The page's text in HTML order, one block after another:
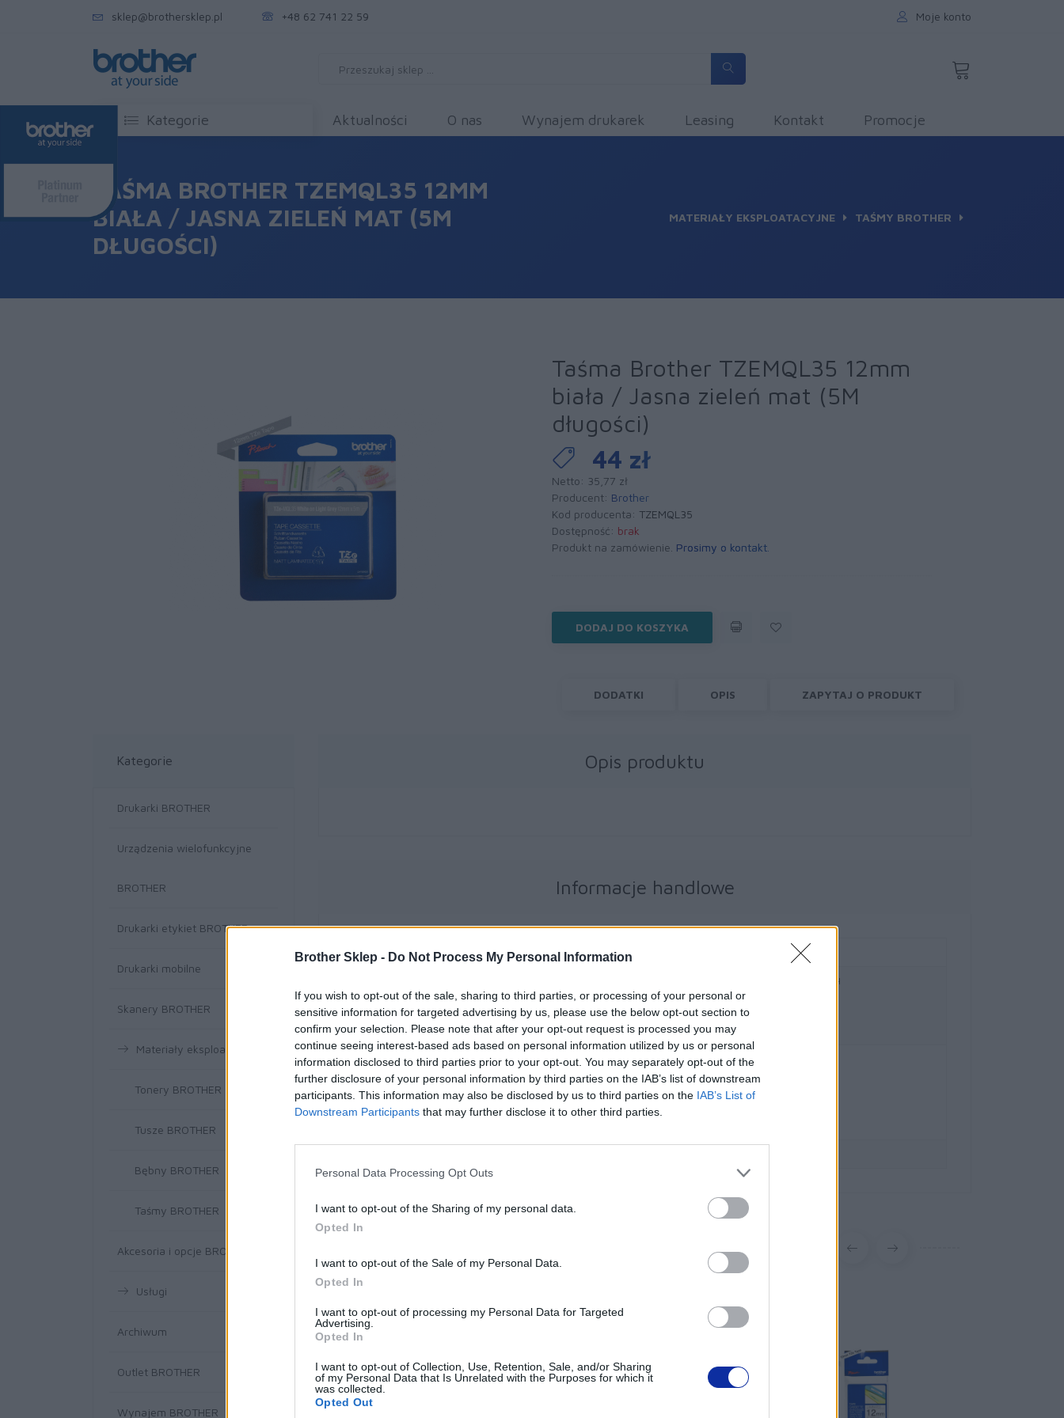
Brother Sklep - Do Not Process My Personal Information
If you wish to opt-out of the sale, sharing to third parties, or processing of your personal or
sensitive information for targeted advertising by us, please use the below opt-out section to
confirm your selection. Please note that after your opt-out request is processed you may
continue seeing interest-based ads based on personal information utilized by us or personal
information disclosed to third parties prior to your opt-out. You may separately opt-out of the
further disclosure of your personal information by third parties on the IAB’s list of downstream
participants. This information may also be disclosed by us to third parties on the IAB’s List of
Downstream Participants that may further disclose it to other third parties.
Personal Data Processing Opt Outs
I want to opt-out of the Sharing of my personal data.
Opted In
I want to opt-out of the Sale of my Personal Data.
Opted In
I want to opt-out of processing my Personal Data for Targeted
Advertising.
Opted In
I want to opt-out of Collection, Use, Retention, Sale, and/or Sharing
of my Personal Data that Is Unrelated with the Purposes for which it
was collected.
Opted Out
sklep@brothersklep.pl +48 62 741 22 59 Moje konto
Kategorie Aktualności O nas Wynajem drukarek Leasing Kontakt Promocje
TAŚMA BROTHER TZEMQL35 12MM
BIAŁA / JASNA ZIELEŃ MAT (5M
DŁUGOŚCI)
MATERIAŁY EKSPLOATACYJNE TAŚMY BROTHER
Taśma Brother TZEMQL35 12mm
biała / Jasna zieleń mat (5M
długości)
44 zł
Netto: 35,77 zł
Producent: Brother
Kod producenta: TZEMQL35
Dostępność: brak
Produkt na zamówienie. Prosimy o kontakt
DODAJ DO KOSZYKA
DODATKI OPIS ZAPYTAJ O PRODUKT
Kategorie
Drukarki BROTHER
Urządzenia wielofunkcyjne
BROTHER
Drukarki etykiet BROTHER
Drukarki mobilne
Skanery BROTHER
Materiały eksploatacyjne
Tonery BROTHER
Tusze BROTHER
Bębny BROTHER
Taśmy BROTHER
Akcesoria i opcje BROTHER
Usługi
Archiwum
Outlet BROTHER
Wynajem BROTHER
Opis produktu
Informacje handlowe
Kod producenta
Dane producenta
Brother Central and Eastern Europe GmbH
Am Euro Platz 2/2/M1,
1120 Wiedeń, Austria
https://global.brother
Podmiot odpowiedzialny
Brother Polska
ul. Marynarska 15
02-674 Warszawa
tel. (22) 441 63 00